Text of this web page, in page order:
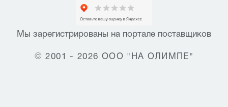
Мы зарегистрированы на портале поставщиков
© 2001 - 2026 ООО "НА ОЛИМПЕ"